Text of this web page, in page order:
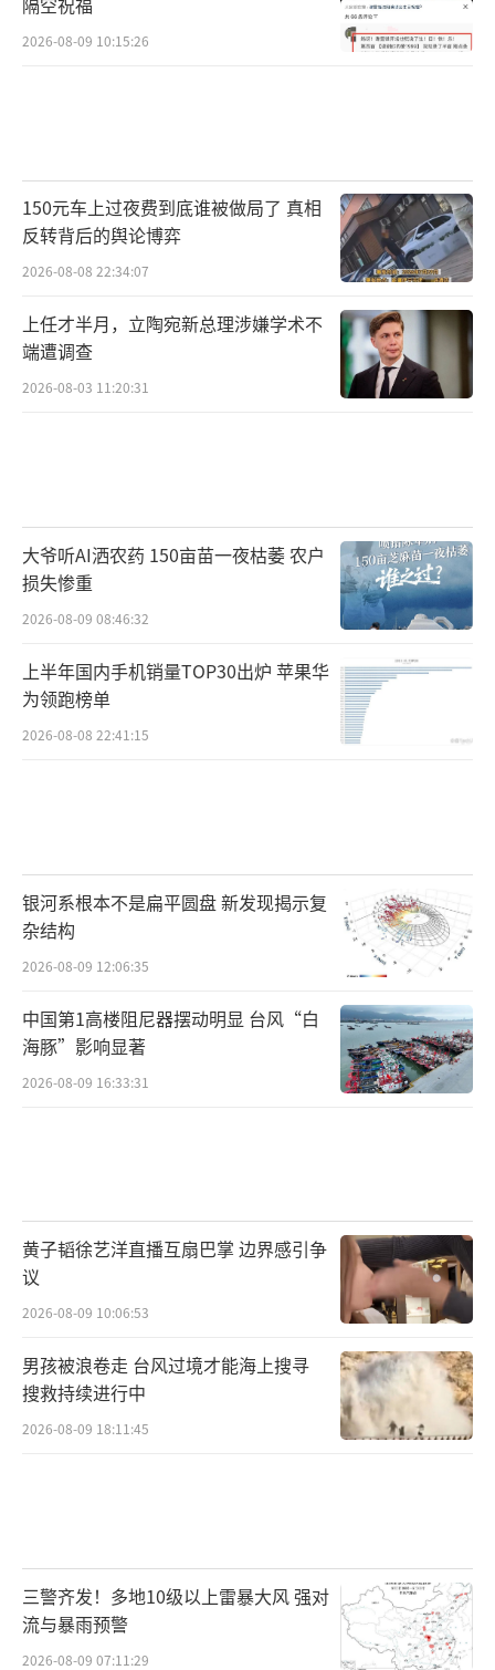
2026-08-09 10:15:26
150元车上过夜费到底谁被做局了 真相
反转背后的舆论博弈
2026-08-08 22:34:07
上任才半月，立陶宛新总理涉嫌学术不
端遭调查
2026-08-03 11:20:31
大爷听AI洒农药 150亩苗一夜枯萎 农户
损失惨重
2026-08-09 08:46:32
上半年国内手机销量TOP30出炉 苹果华
为领跑榜单
2026-08-08 22:41:15
银河系根本不是扁平圆盘 新发现揭示复
杂结构
2026-08-09 12:06:35
中国第1高楼阻尼器摆动明显 台风“白
海豚”影响显著
2026-08-09 16:33:31
黄子韬徐艺洋直播互扇巴掌 边界感引争
议
2026-08-09 10:06:53
男孩被浪卷走 台风过境才能海上搜寻
搜救持续进行中
2026-08-09 18:11:45
三警齐发！多地10级以上雷暴大风 强对
流与暴雨预警
2026-08-09 07:11:29